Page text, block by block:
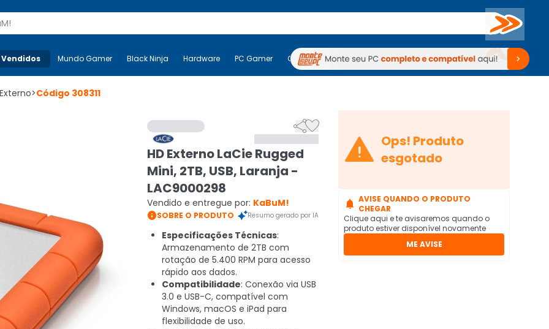
Buscar
Mais-v- Mundo Gamer Black Ninja Hardware PC Gamer Computadores Periféricos TV Venda no KaBuM!
Mundo Gamer Black Ninja Hardware PC Gamer Computadores Periféricos TV Venda no KaBuM!
Externo>Código 308311

HD Externo LaCie Rugged
Mini, 2TB, USB, Laranja -
LAC9000298
Vendido e entregue por: KaBuM!
SOBRE O PRODUTO Resumo gerado por IA
Especificações Técnicas:
Armazenamento de 2TB com
rotação de 5.400 RPM para acesso
rápido aos dados.
Compatibilidade: Conexão via USB
3.0 e USB-C, compatível com
Windows, macOS e iPad para
flexibilidade de uso.
 Ops! Produto
esgotado
 AVISE QUANDO O PRODUTO
CHEGAR
Clique aqui e te avisaremos quando o
produto estiver disponível novamente
ME AVISE